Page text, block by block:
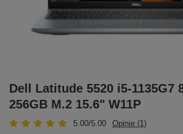
Dell Latitude 5520 i5-1135G7
256GB M.2 15.6" W11P
5.00/5.00 Opinie (1)